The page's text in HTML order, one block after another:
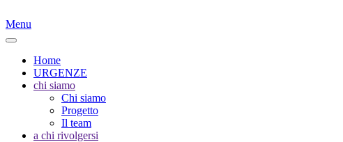
Menu
Home
URGENZE
chi siamo
Chi siamo
Progetto
Il team
a chi rivolgersi